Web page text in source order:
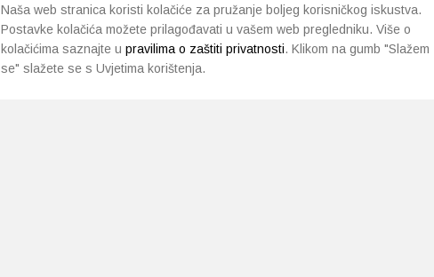
Naša web stranica koristi kolačiće za pružanje boljeg korisničkog iskustva.
Postavke kolačića možete prilagođavati u vašem web pregledniku. Više o
kolačićima saznajte u pravilima o zaštiti privatnosti. Klikom na gumb "Slažem
se" slažete se s Uvjetima korištenja.